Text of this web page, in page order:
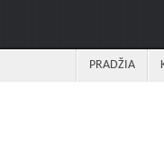
PRADŽIA